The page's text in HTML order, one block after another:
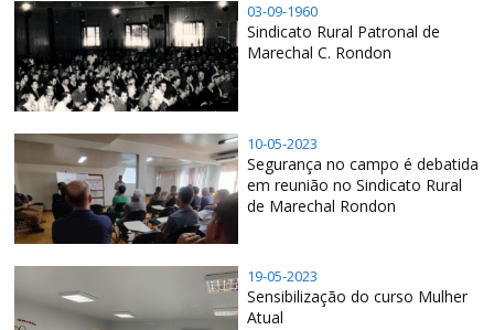
03-09-1960
Sindicato Rural Patronal de
Marechal C. Rondon
10-05-2023
Segurança no campo é debatida
em reunião no Sindicato Rural
de Marechal Rondon
19-05-2023
Sensibilização do curso Mulher
Atual